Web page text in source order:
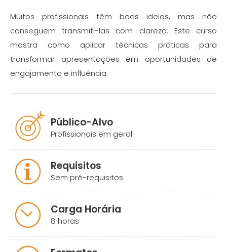
Muitos profissionais têm boas ideias, mas não
conseguem transmiti-las com clareza. Este curso
mostra como aplicar técnicas práticas para
transformar apresentações em oportunidades de
engajamento e influência.
Público-Alvo
Profissionais em geral
Requisitos
Sem pré-requisitos.
Carga Horária
8 horas